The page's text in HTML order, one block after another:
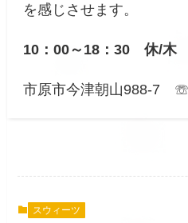
を感じさせます。
10：00～18：30 休/木
市原市今津朝山988-7
スウィーツ